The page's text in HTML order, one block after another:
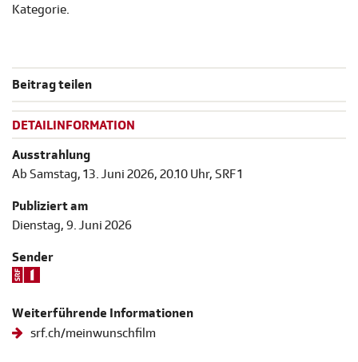
Kategorie.
Beitrag teilen
DETAILINFORMATION
Ausstrahlung
Ab Samstag, 13. Juni 2026, 20.10 Uhr, SRF 1
Publiziert am
Dienstag, 9. Juni 2026
Sender
Weiterführende Informationen
srf.ch/meinwunschfilm